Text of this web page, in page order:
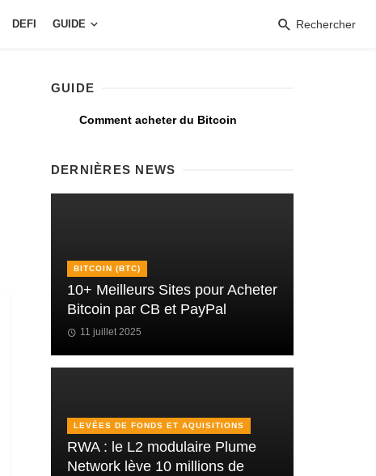
DEFI GUIDE Rechercher
GUIDE
Comment acheter du Bitcoin
DERNIÈRES NEWS
BITCOIN (BTC)
10+ Meilleurs Sites pour Acheter
Bitcoin par CB et PayPal
11 juillet 2025
LEVÉES DE FONDS ET AQUISITIONS
RWA : le L2 modulaire Plume
Network lève 10 millions de